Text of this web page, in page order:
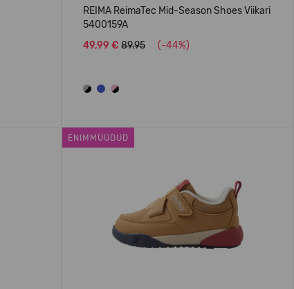
REIMA ReimaTec Mid-Season Shoes Viikari
5400159A
49,99 € 89.95 (-44%)
ENIMMÜÜDUD